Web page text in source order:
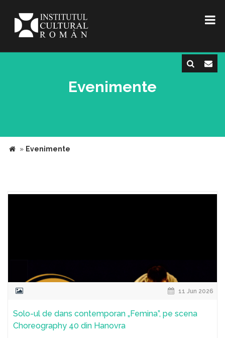
Evenimente
» Evenimente
11 Jun 2026
Solo-ul de dans contemporan „Femina”, pe scena
Choreography 40 din Hanovra